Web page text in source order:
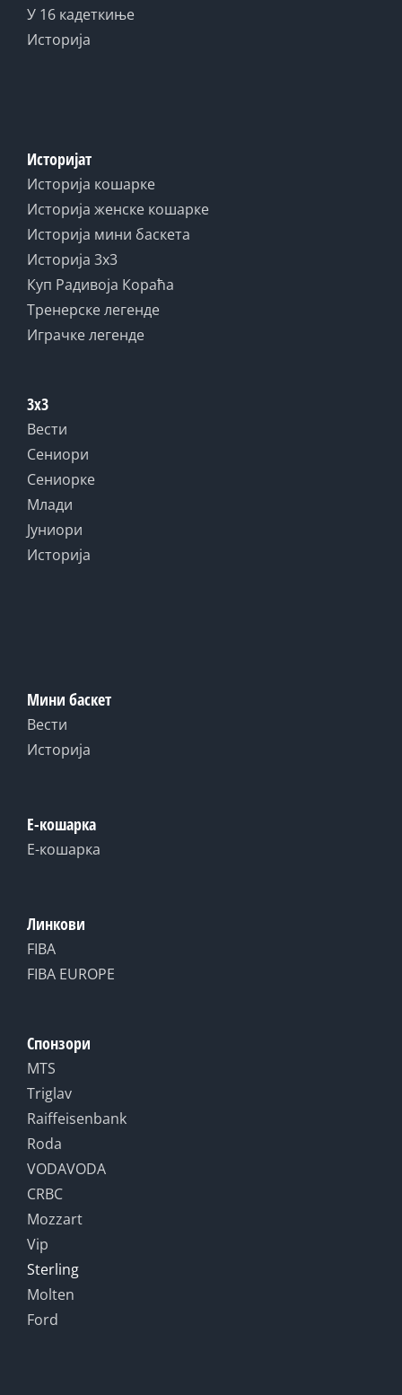
У 16 кадеткиње
Историја
Историјат
Историја кошарке
Историја женске кошарке
Историја мини баскета
Историја 3x3
Куп Радивоја Кораћа
Тренерске легенде
Играчке легенде
3x3
Вести
Сениори
Сениорке
Млади
Јуниори
Историја
Мини баскет
Вести
Историја
Е-кошарка
Е-кошарка
Линкови
FIBA
FIBA EUROPE
Спонзори
MTS
Triglav
Raiffeisenbank
Roda
VODAVODA
CRBC
Mozzart
Vip
Sterling
Molten
Ford